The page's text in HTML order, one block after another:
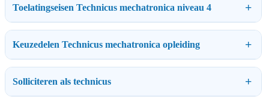
Toelatingseisen Technicus mechatronica niveau 4
Keuzedelen Technicus mechatronica opleiding
Solliciteren als technicus